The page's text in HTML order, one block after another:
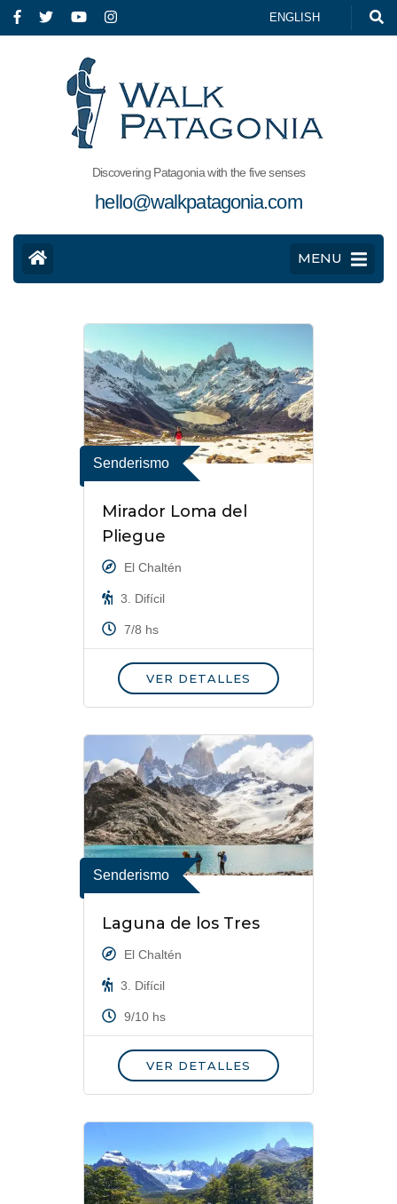
ENGLISH
Discovering Patagonia with the five senses
hello@walkpatagonia.com
MENU
Senderismo
Mirador Loma del
Pliegue
El Chaltén
3. Difícil
7/8 hs
VER DETALLES
Senderismo
Laguna de los Tres
El Chaltén
3. Difícil
9/10 hs
VER DETALLES